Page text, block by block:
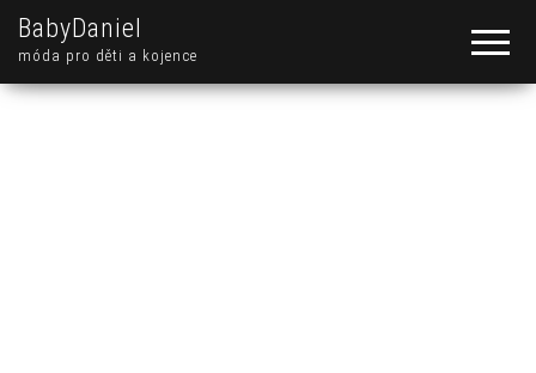
BabyDaniel
móda pro děti a kojence